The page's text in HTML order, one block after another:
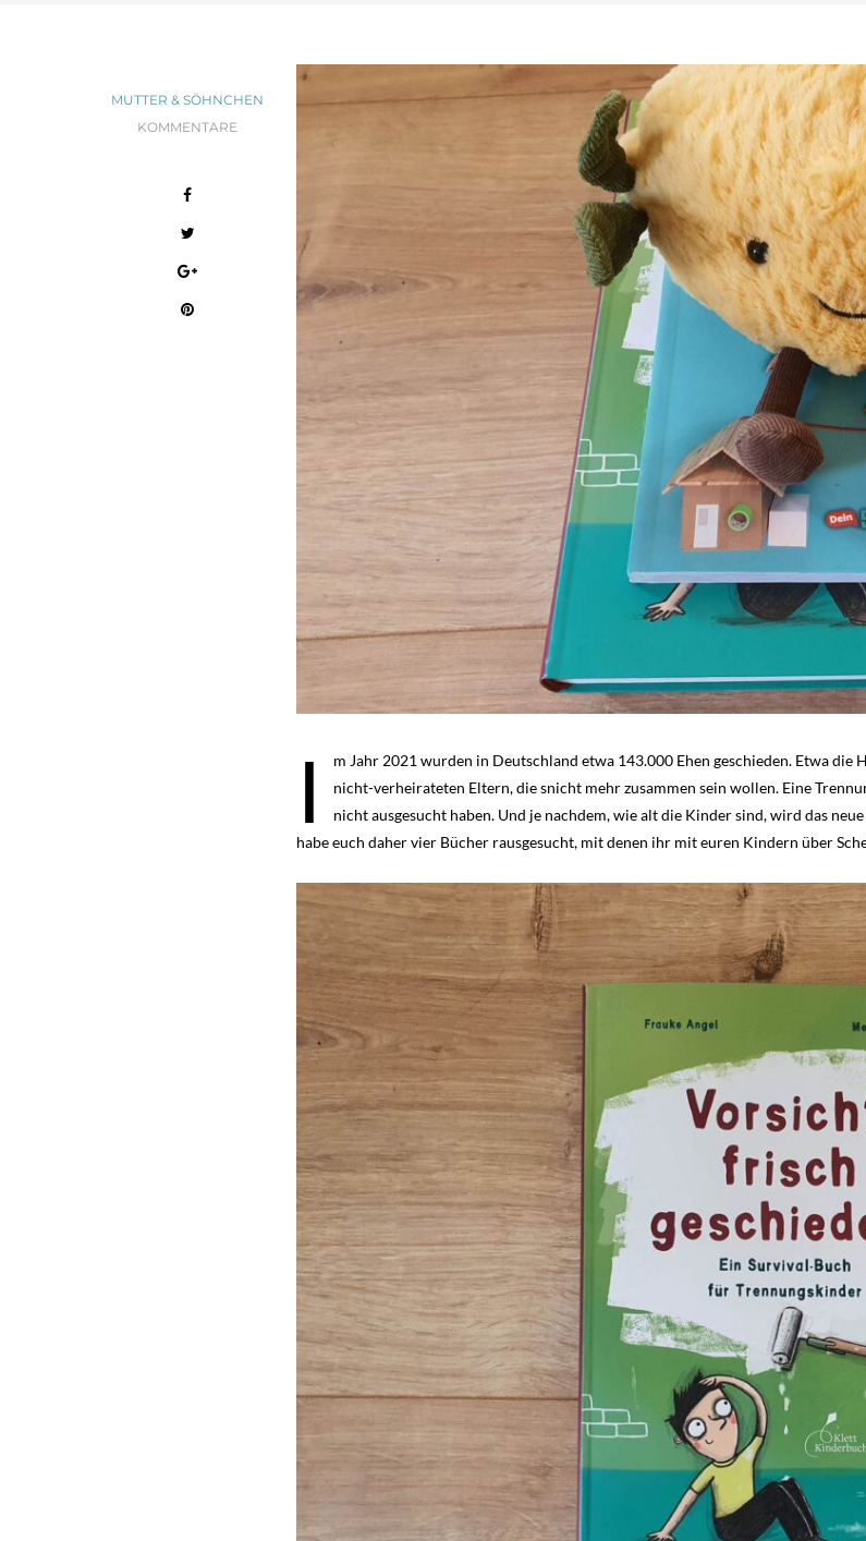
MUTTER & SÖHNCHEN
KOMMENTARE
I
m Jahr 2021 wurden in Deutschland etwa 143.000 Ehen geschieden. Etwa
nicht-verheirateten Eltern, die snicht mehr zusammen sein wollen. Eine
nicht ausgesucht haben. Und je nachdem, wie alt die Kinder sind, wird das
habe euch daher vier Bücher rausgesucht, mit denen ihr mit euren Kindern über